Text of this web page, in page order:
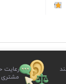
1
رعایت
مشتری